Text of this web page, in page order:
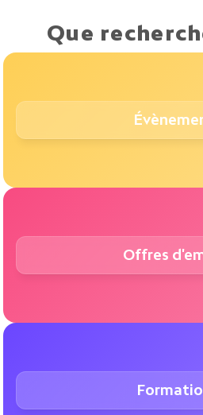
Que
Offres